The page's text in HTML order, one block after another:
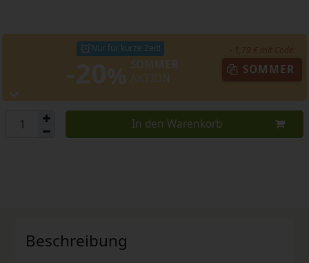
Nur für kurze Zeit!
SOMMER
In den Warenkorb
Beschreibung